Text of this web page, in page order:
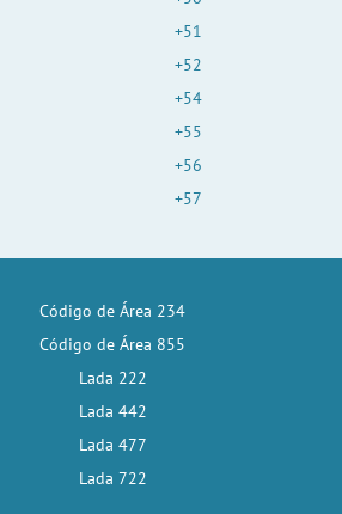
+51
+52
+54
+55
+56
+57
Código de Área 234
Código de Área 855
Lada 222
Lada 442
Lada 477
Lada 722